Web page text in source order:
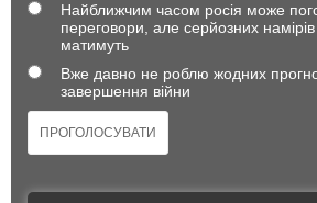
Найближчим часом росія може
переговори, але серйозних
матимуть
Вже давно не роблю жодних
завершення війни